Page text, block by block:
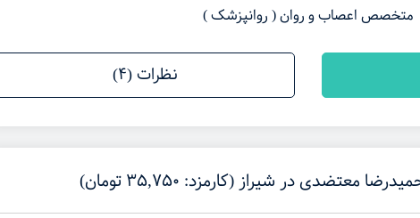
متخصص اعصاب و روان ( روانپزشک )
نظرات (4)
معتضدی در شیراز (کارمزد: 35,750 تومان)